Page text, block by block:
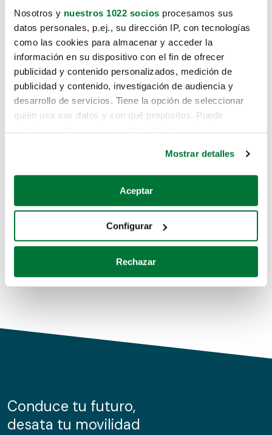
Nosotros y nuestros 1022 socios procesamos sus
datos personales, p.ej., su dirección IP, con tecnologías
como las cookies para almacenar y acceder la
información en su dispositivo con el fin de ofrecer
publicidad y contenido personalizados, medición de
publicidad y contenido, investigación de audiencia y
desarrollo de servicios. Tiene la opción de seleccionar
quién usa sus datos y con qué propósitos. Puede
Si lo permite, también quisiéramos:
Recopilar información sobre su ubicación geográfica
Identificar su dispositivo analizándolo activamente
para buscar características específicas (huellas
Obtenga más información sobre cómo se procesan sus
de cookies.
información sobre el uso que haga del sitio web con
nuestros partners de redes sociales, publicidad y análisis
Mostrar detalles
Aceptar
Configurar
Rechazar
Lo sentimos, no sabemos como
te hemos traido hasta aquí.
Pero puedes encontrar el coche que estás
buscando en alguno de estos enlaces:
Coches de segunda mano
Coches de km0
Conduce tu futuro,
desata tu movilidad